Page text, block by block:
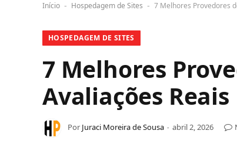
Início - Hospedagem de Sites - 7 Melhores Provedores
HOSPEDAGEM DE SITES
7 Melhores
Avaliações Reais
Por Juraci Moreira de Sousa abril 2, 2026